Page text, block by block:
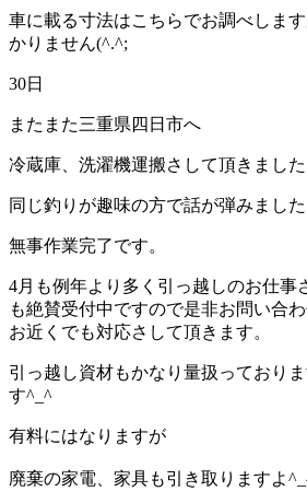
車に載る寸法はこちらでお調べしま
かりません(^.^;
30日
またまた三重県四日市へ
冷蔵庫、洗濯機運搬さして頂きました
同じ釣りが趣味の方で話が弾みました
無事作業完了です。
4月も例年より多く引っ越しのお仕事
も絶賛受付中ですので是非お問い合
お近くでも対応さして頂きます。
引っ越し資材もかなり量扱っており
す^_^
有料にはなりますが
廃棄の家電、家具も引き取りますよ